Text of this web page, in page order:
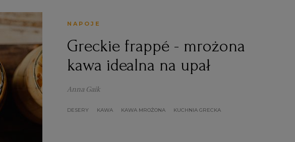
NAPOJE
Greckie frappé - mrożona
kawa idealna na upał
Anna Gaik
DESERY KAWA KAWA MROŻONA KUCHNIA GRECKA